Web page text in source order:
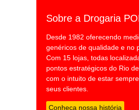
Sobre a Drogaria
Desde 1982 oferecendo
genéricos de qualidade e no
Com 15 lojas, todas
pontos estratégicos do Rio
com o intuito de estar
seus clientes.
Conheça nossa história